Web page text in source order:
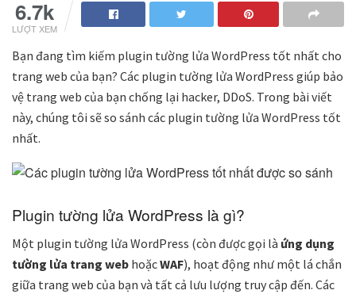
6.7k
LƯỢT XEM
Bạn đang tìm kiếm plugin tường lửa WordPress tốt nhất cho
trang web của bạn? Các plugin tường lửa WordPress giúp bảo
vệ trang web của bạn chống lại hacker, DDoS. Trong bài viết
này, chúng tôi sẽ so sánh các plugin tường lửa WordPress tốt
nhất.
Plugin tường lửa WordPress là gì?
Một plugin tường lửa WordPress (còn được gọi là ứng dụng
tường lửa trang web hoặcWAF), hoạt động như một lá chắn
giữa trang web của bạn và tất cả lưu lượng truy cập đến. Các